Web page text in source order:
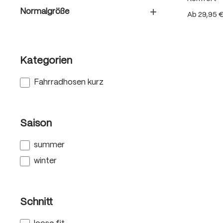
Normalgröße
Kategorien
Fahrradhosen kurz
Saison
summer
winter
Schnitt
Ab 29,95